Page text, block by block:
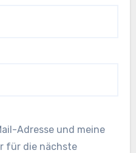
Adresse und meine
für die nächste